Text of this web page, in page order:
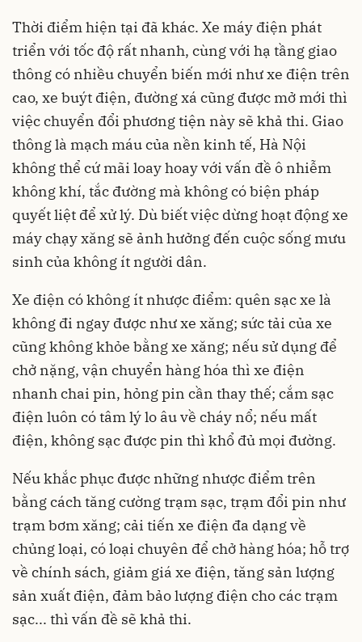
Thời điểm hiện tại đã khác. Xe máy điện phát
triển với tốc độ rất nhanh, cùng với hạ tầng giao
thông có nhiều chuyển biến mới như xe điện trên
cao, xe buýt điện, đường xá cũng được mở mới thì
việc chuyển đổi phương tiện này sẽ khả thi. Giao
thông là mạch máu của nền kinh tế, Hà Nội
không thể cứ mãi loay hoay với vấn đề ô nhiễm
không khí, tắc đường mà không có biện pháp
quyết liệt để xử lý. Dù biết việc dừng hoạt động xe
máy chạy xăng sẽ ảnh hưởng đến cuộc sống mưu
sinh của không ít người dân.
Xe điện có không ít nhược điểm: quên sạc xe là
không đi ngay được như xe xăng; sức tải của xe
cũng không khỏe bằng xe xăng; nếu sử dụng để
chở nặng, vận chuyển hàng hóa thì xe điện
nhanh chai pin, hỏng pin cần thay thế; cắm sạc
điện luôn có tâm lý lo âu về cháy nổ; nếu mất
điện, không sạc được pin thì khổ đủ mọi đường.
Nếu khắc phục được những nhược điểm trên
bằng cách tăng cường trạm sạc, trạm đổi pin như
trạm bơm xăng; cải tiến xe điện đa dạng về
chủng loại, có loại chuyên để chở hàng hóa; hỗ trợ
về chính sách, giảm giá xe điện, tăng sản lượng
sản xuất điện, đảm bảo lượng điện cho các trạm
sạc... thì vấn đề sẽ khả thi.